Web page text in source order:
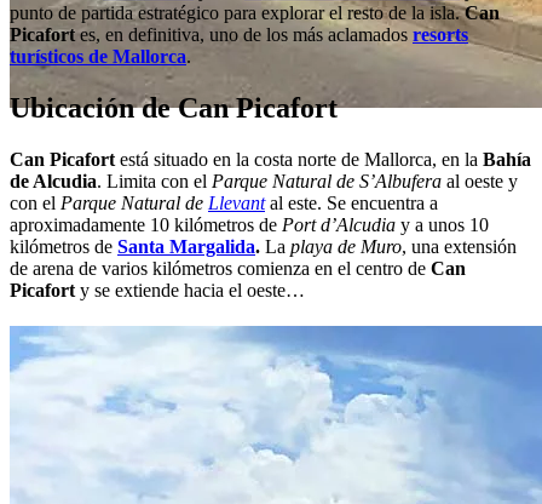
punto de partida estratégico para explorar el resto de la isla. Can
Picafortes, en definitiva, uno de los más aclamados resorts
turísticos de Mallorca.
Ubicación de Can Picafort
Can Picafort está situado en la costa norte de Mallorca, en la Bahía
de Alcudia. Limita con el Parque Natural de S’Albufera al oeste y
con el Parque Natural de Llevantal este. Se encuentra a
aproximadamente 10 kilómetros de Port d’Alcudia y a unos 10
kilómetros de Santa Margalida. La playa de Muro, una extensión
de arena de varios kilómetros comienza en el centro de Can
Picafort y se extiende hacia el oeste…